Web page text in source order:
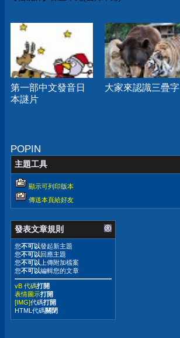
第一部中文發音日
本謎片
大家來認識三疊字
POPIN
主題工具
顯示可列印版本
傳送本頁給好友
發表文章規則
您不可以發起新主題
您不可以回應主題
您不可以 上傳附加檔案
您不可以編輯您的文章
vB 代碼打開
表情圖示打開
[IMG]代碼打開
HTML代碼關閉